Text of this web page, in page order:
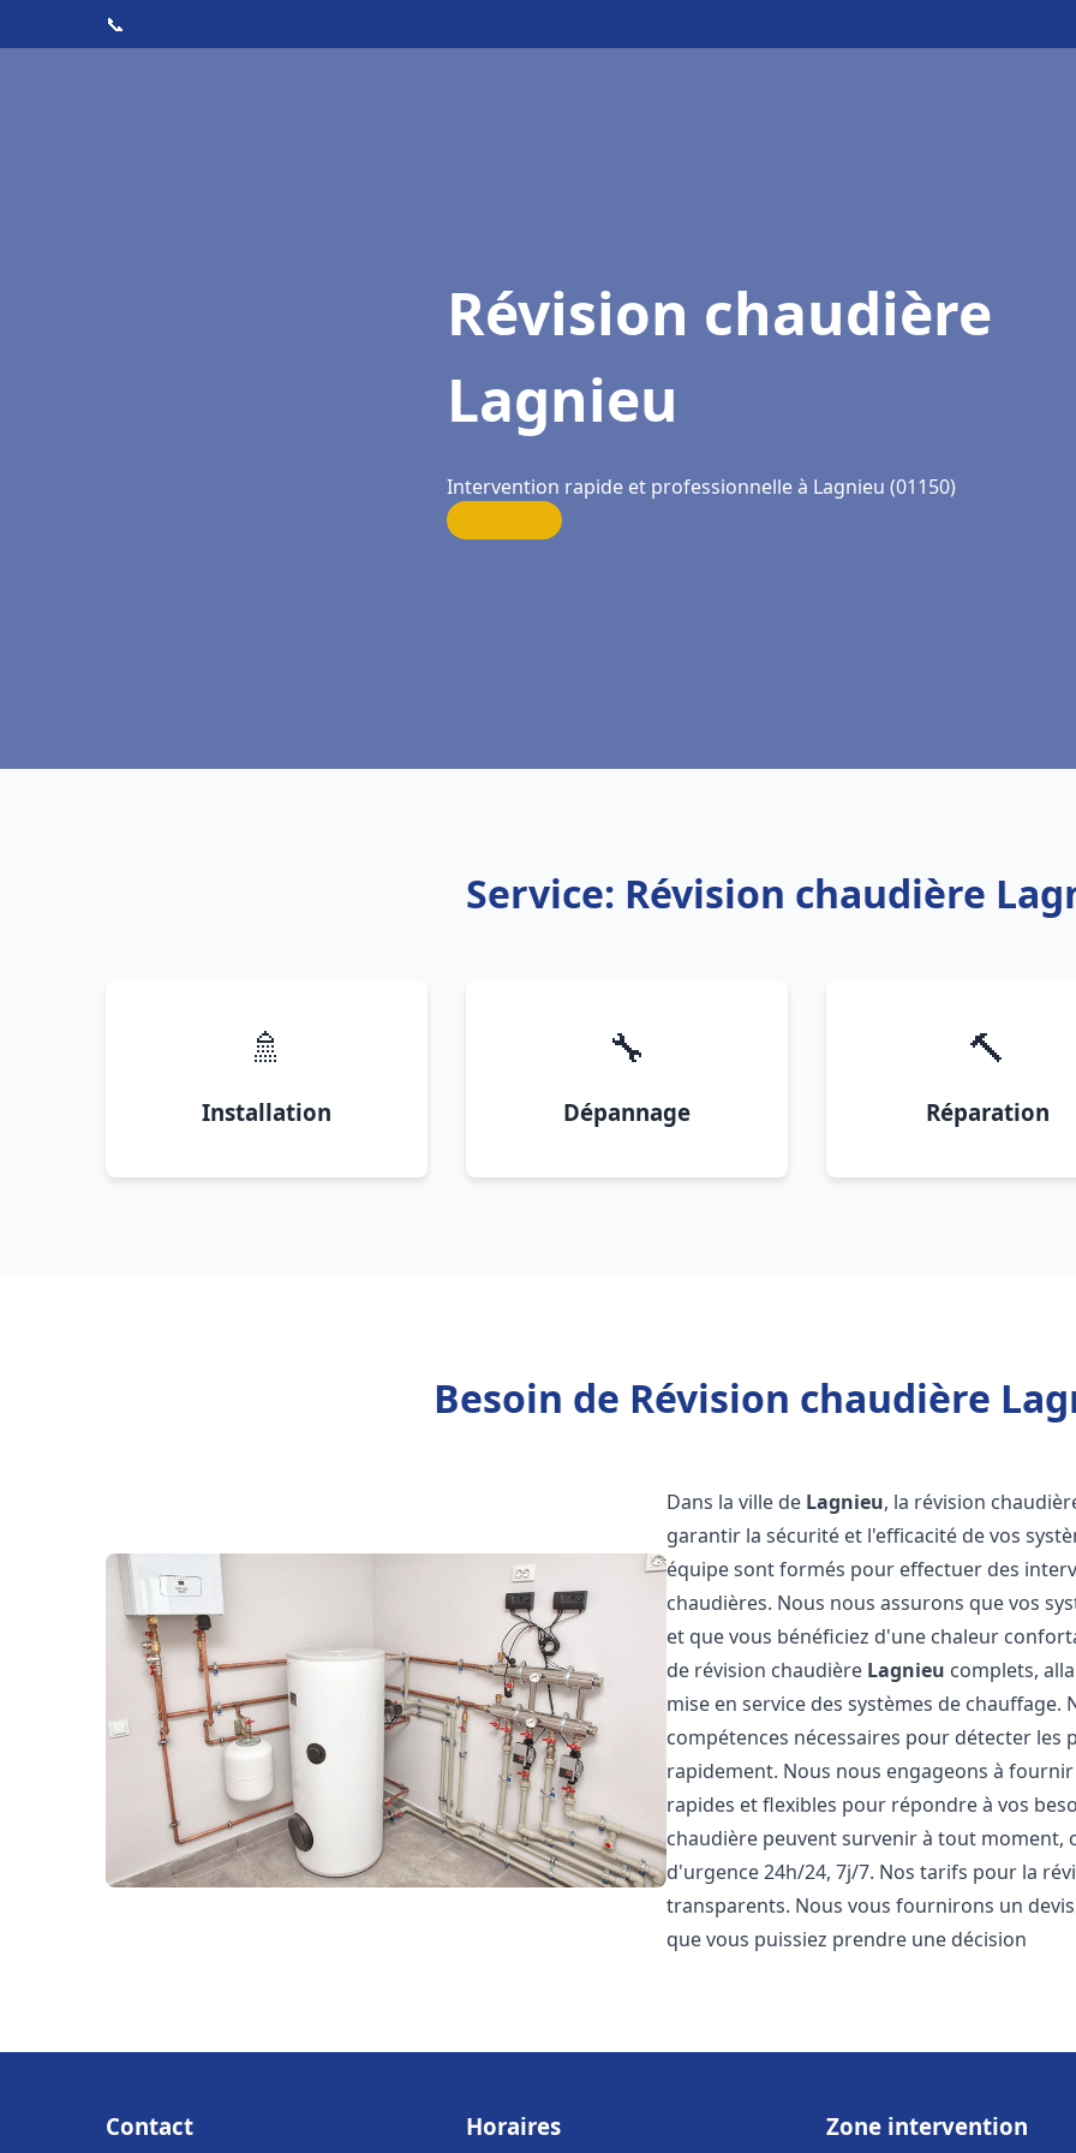
📞
Révision chaudière
Lagnieu
Intervention rapide et professionnelle à Lagnieu (01150)
Service: Révision chaudière
🚿
Installation
🔧
Dépannage
🔨
Réparation
Besoin de Révision chaudière
Dans la ville de Lagnieu, la révision
garantir la sécurité et l'efficacité de vos
équipe sont formés pour effectuer des
chaudières. Nous nous assurons que vos
et que vous bénéficiez d'une chaleur
de révision chaudière Lagnieu complets,
mise en service des systèmes de
compétences nécessaires pour détecter
rapidement. Nous nous engageons à
rapides et flexibles pour répondre à vos
chaudière peuvent survenir à tout
d'urgence 24h/24, 7j/7. Nos tarifs pour la
transparents. Nous vous fournirons un
que vous puissiez prendre une décision
Contact Horaires Zone intervention